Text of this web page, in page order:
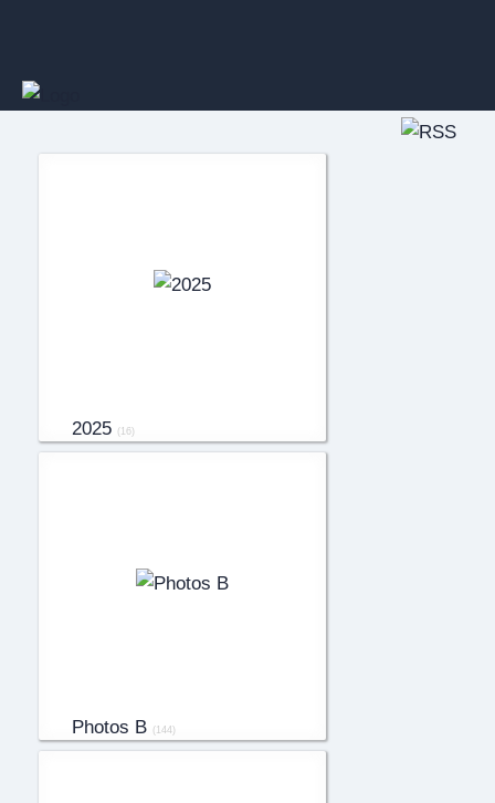
2025 (16)
Photos B (144)